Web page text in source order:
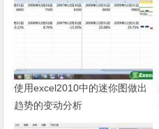
使用excel2010中的迷你图做出
趋势的变动分析